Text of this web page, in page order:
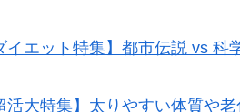
イエット特集】都市伝説 vs 科
活大特集】太りやすい体質や